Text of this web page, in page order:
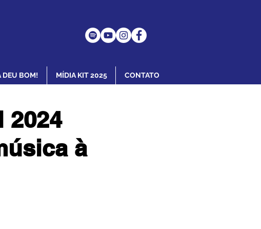
DEU BOM! MÍDIA KIT 2025 CONTATO
2024
à